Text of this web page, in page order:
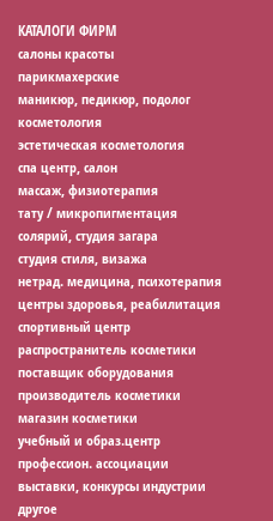
КАТАЛОГИ ФИРМ
салоны красоты
парикмахерские
маникюр, педикюр, подолог
косметология
эстетическая косметология
спа центр, салон
массаж, физиотерапия
тату / микропигментация
солярий, студия загара
студия стиля, визажа
нетрад. медицина, психотерапия
центры здоровья, реабилитация
спортивный центр
распространитель косметики
поставщик оборудования
производитель косметики
магазин косметики
учебный и образ.центр
профессион. ассоциации
выставки, конкурсы индустрии
другое